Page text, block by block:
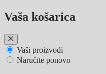
Preskoči
na
sadržaj
Vaša košarica
Vaši proizvodi
Naručite ponovo